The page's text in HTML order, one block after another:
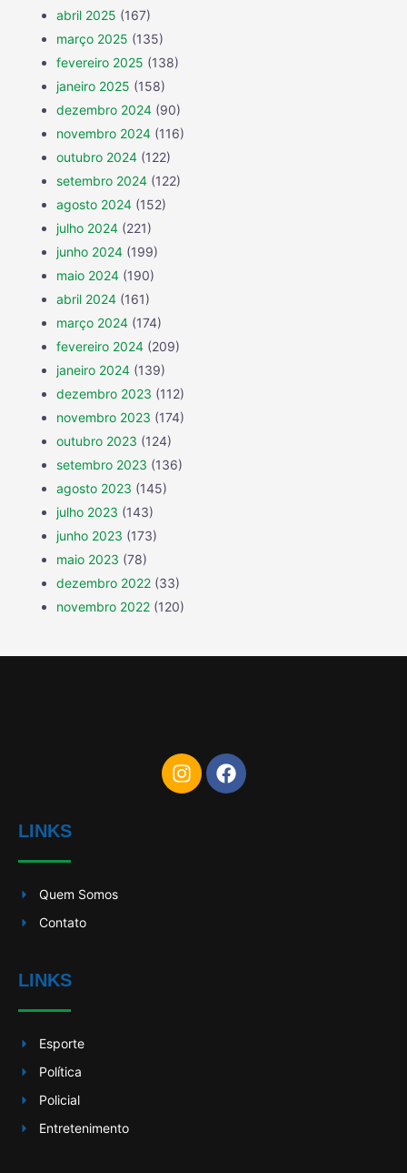
abril 2025 (167)
março 2025 (135)
fevereiro 2025 (138)
janeiro 2025 (158)
dezembro 2024 (90)
novembro 2024 (116)
outubro 2024 (122)
setembro 2024 (122)
agosto 2024 (152)
julho 2024 (221)
junho 2024 (199)
maio 2024 (190)
abril 2024 (161)
março 2024 (174)
fevereiro 2024 (209)
janeiro 2024 (139)
dezembro 2023 (112)
novembro 2023 (174)
outubro 2023 (124)
setembro 2023 (136)
agosto 2023 (145)
julho 2023 (143)
junho 2023 (173)
maio 2023 (78)
dezembro 2022 (33)
novembro 2022 (120)
LINKS
Quem Somos
Contato
LINKS
Esporte
Política
Policial
Entretenimento